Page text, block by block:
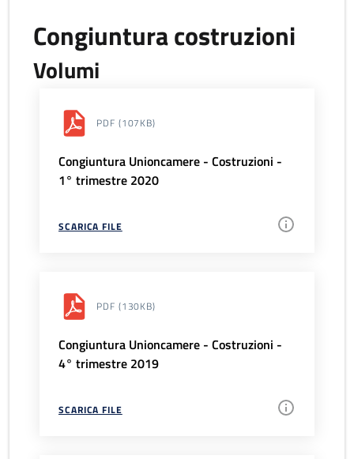
Congiuntura costruzioni
Volumi
PDF (107KB)
Congiuntura Unioncamere - Costruzioni -
1° trimestre 2020
SCARICA FILE
PDF (130KB)
Congiuntura Unioncamere - Costruzioni -
4° trimestre 2019
SCARICA FILE